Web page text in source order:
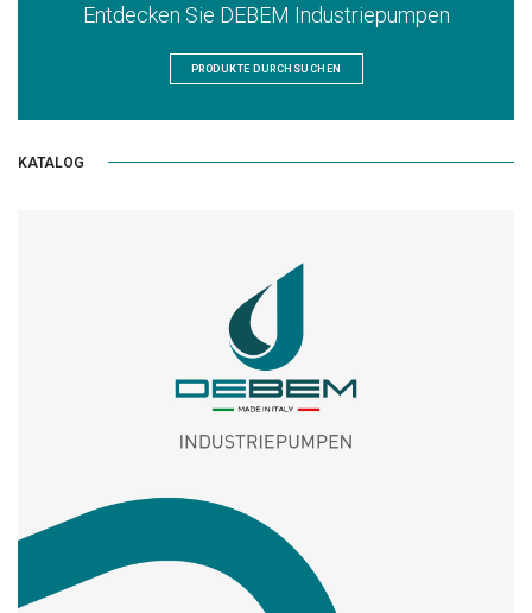
Entdecken Sie DEBEM Industriepumpen
PRODUKTE DURCHSUCHEN
KATALOG